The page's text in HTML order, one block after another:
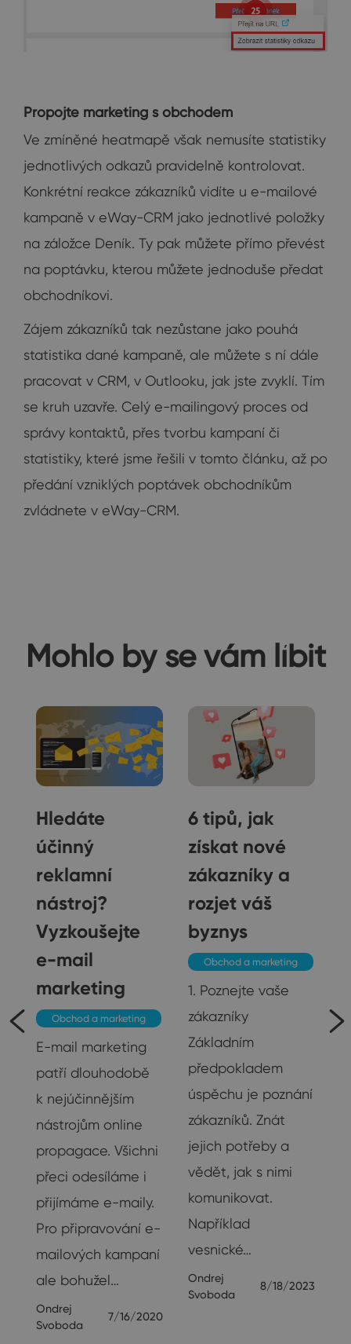
Propojte marketing s obchodem
Ve zmíněné heatmapě však nemusíte statistiky
jednotlivých odkazů pravidelně kontrolovat.
Konkrétní reakce zákazníků vidíte u e-mailové
kampaně v eWay-CRM jako jednotlivé položky
na záložce Deník. Ty pak můžete přímo převést
na poptávku, kterou můžete jednoduše předat
obchodníkovi.
Zájem zákazníků tak nezůstane jako pouhá
statistika dané kampaně, ale můžete s ní dále
pracovat v CRM, v Outlooku, jak jste zvyklí. Tím
se kruh uzavře. Celý e-mailingový proces od
správy kontaktů, přes tvorbu kampaní či
statistiky, které jsme řešili v tomto článku, až po
předání vzniklých poptávek obchodníkům
zvládnete v eWay-CRM.
Mohlo by se vám líbit
Hledáte
účinný
reklamní
nástroj?
Vyzkoušejte
e-mail
marketing
Obchod a marketing
E-mail marketing
patří dlouhodobě
k nejúčinnějším
nástrojům online
propagace. Všichni
přeci odesíláme i
přijímáme e-maily.
Pro připravování e-
mailových kampaní
ale bohužel…
Ondrej
Svoboda
7/16/2020
6 tipů, jak
získat nové
zákazníky a
rozjet váš
byznys
Obchod a marketing
1. Poznejte vaše
zákazníky
Základním
předpokladem
úspěchu je poznání
zákazníků. Znát
jejich potřeby a
vědět, jak s nimi
komunikovat.
Například
vesnické…
Ondrej
Svoboda
8/18/2023